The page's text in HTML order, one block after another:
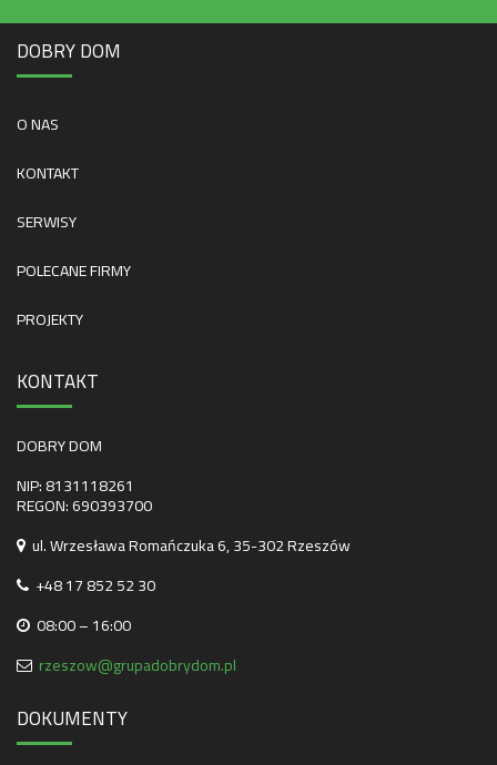
DOBRY DOM
O NAS
KONTAKT
SERWISY
POLECANE FIRMY
PROJEKTY
KONTAKT
DOBRY DOM
NIP: 8131118261
REGON: 690393700
ul. Wrzesława Romańczuka 6, 35-302 Rzeszów
+48 17 852 52 30
08:00 – 16:00
rzeszow@grupadobrydom.pl
DOKUMENTY